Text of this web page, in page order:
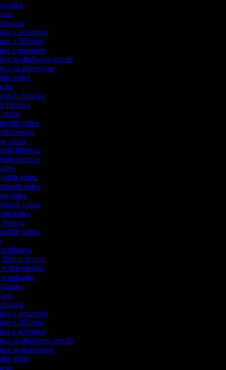
o vrtlarstvu
o čišćenju
s govorom
za društvene mreže
za nekretnine
videa
filmova
filmova
videa
videa
videa
filmova
spotova
videa
videa
videa
videa
videa
trailera
videa
filmova
'Dan u životu'
o dekoriranju
o kuhanju
o vrtlarstvu
o čišćenju
s govorom
za društvene mreže
za nekretnine
videa